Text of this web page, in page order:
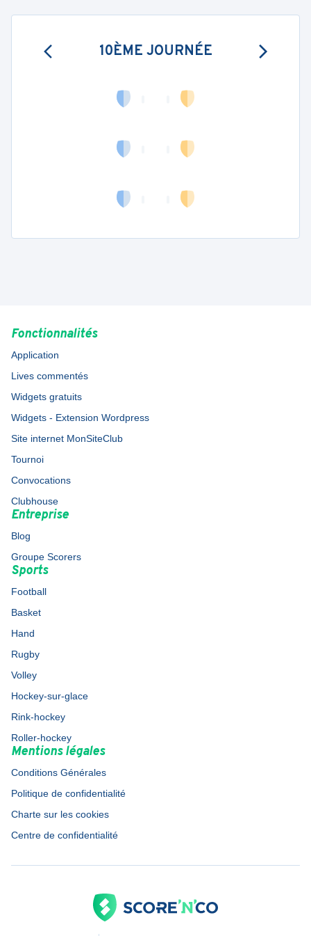
10ÈME JOURNÉE
Fonctionnalités
Application
Lives commentés
Widgets gratuits
Widgets - Extension Wordpress
Site internet MonSiteClub
Tournoi
Convocations
Clubhouse
Entreprise
Blog
Groupe Scorers
Sports
Football
Basket
Hand
Rugby
Volley
Hockey-sur-glace
Rink-hockey
Roller-hockey
Mentions légales
Conditions Générales
Politique de confidentialité
Charte sur les cookies
Centre de confidentialité